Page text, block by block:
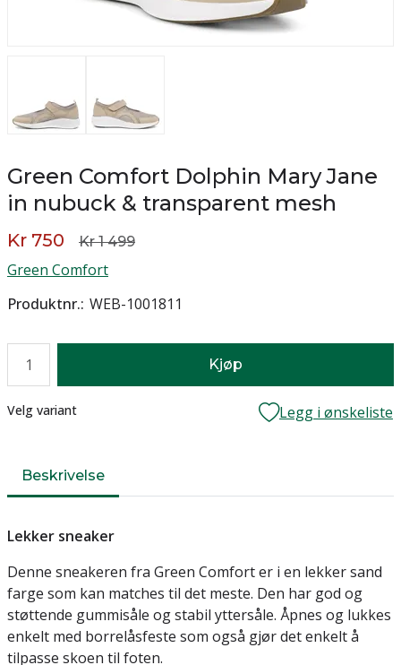
Green Comfort Dolphin Mary Jane
in nubuck & transparent mesh
Kr 750 Kr 1 499
Green Comfort
Produktnr. WEB-1001811
Kjøp
Lager
Velg variant Legg i ønskeliste
Beskrivelse
Lekker sneaker
Denne sneakeren fra Green Comfort er i en lekker sand
farge som kan matches til det meste. Den har god og
støttende gummisåle og stabil yttersåle. Åpnes og lukkes
enkelt med borrelåsfeste som også gjør det enkelt å
tilpasse skoen til foten.